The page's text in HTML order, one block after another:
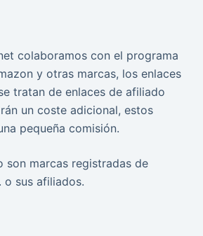
colaboramos con el programa
y otras marcas, los enlaces
tratan de enlaces de afiliado
un coste adicional, estos
pequeña comisión.
son marcas registradas de
o sus afiliados.